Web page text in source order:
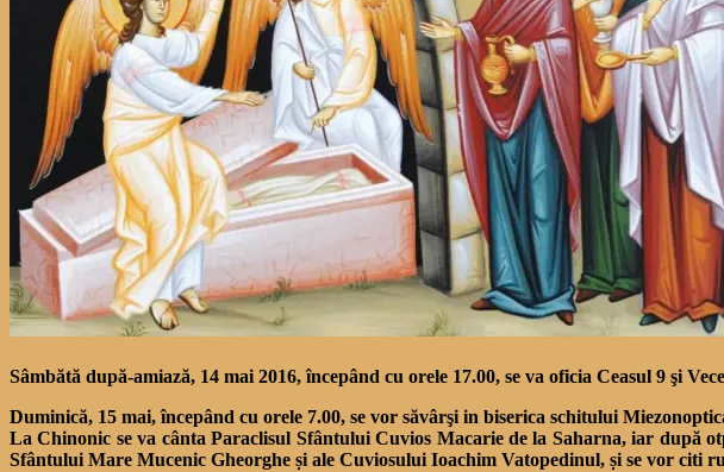
Sâmbătă după-amiază, 14 mai 2016, începând cu orele 17.00, se va oficia Ceasul 9 şi
Duminică, 15 mai, începând cu orele 7.00, se vor săvârşi in biserica schitului
La Chinonic se va cânta Paraclisul Sfântului Cuvios Macarie de la Saharna, iar după
Sfântului Mare Mucenic Gheorghe și ale Cuviosului Ioachim Vatopedinul, și se vor citi